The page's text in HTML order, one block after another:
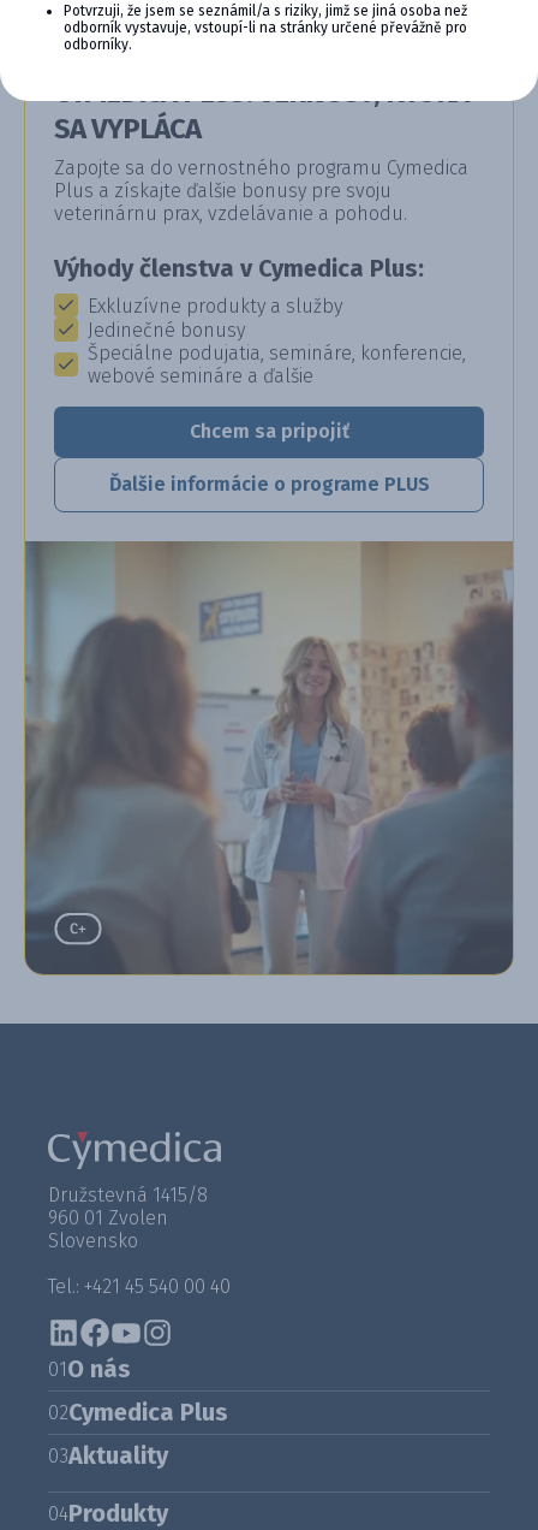
CYMEDICA PLUS: VERNOSŤ, KTORÁ
SA VYPLÁCA
Zapojte sa do vernostného programu Cymedica
Plus a získajte ďalšie bonusy pre svoju
veterinárnu prax, vzdelávanie a pohodu.
Výhody členstva v Cymedica Plus:
Exkluzívne produkty a služby
Jedinečné bonusy
Špeciálne podujatia, semináre, konferencie,
webové semináre a ďalšie
Chcem sa pripojiť
Ďalšie informácie o programe PLUS
Družstevná 1415/8
960 01 Zvolen
Slovensko
Tel.: +421 45 540 00 40
01O nás
02Cymedica Plus
03Aktuality
04Produkty
Potvrzuji, že jsem se seznámil/a s riziky, jimž se jiná osoba než
odborník vystavuje, vstoupí-li na stránky určené převážně pro
odborníky.